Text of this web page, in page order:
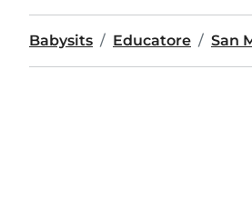
Babysits Educatore San